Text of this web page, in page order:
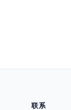
联系